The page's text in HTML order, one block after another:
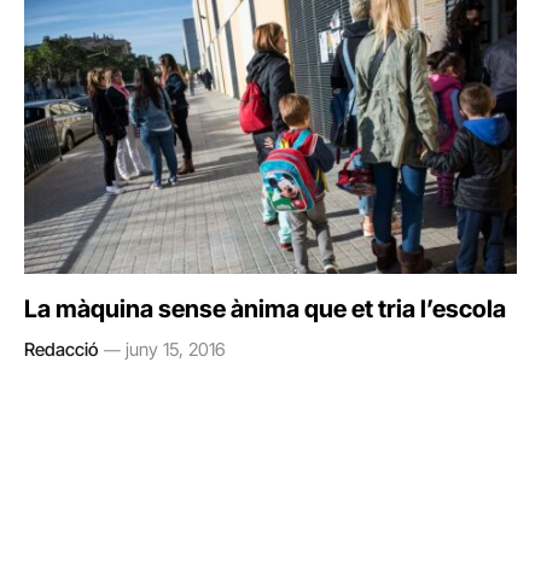
La màquina sense ànima que et tria l’escola
Redacció juny 15, 2016